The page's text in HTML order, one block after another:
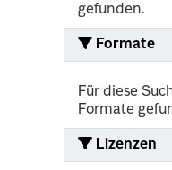
gefunden.
Formate
Für diese
Formate
Lizenzen